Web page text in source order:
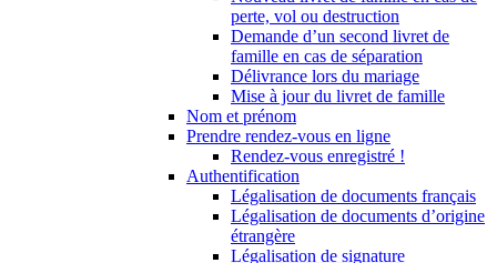
perte, vol ou destruction
Demande d’un second livret de
famille en cas de séparation
Délivrance lors du mariage
Mise à jour du livret de famille
Nom et prénom
Prendre rendez-vous en ligne
Rendez-vous enregistré !
Authentification
Légalisation de documents français
Légalisation de documents d’origine
étrangère
Légalisation de signature